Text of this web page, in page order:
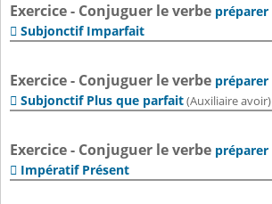
Exercice - Conjuguer le verbe préparer
 Subjonctif Imparfait
Exercice - Conjuguer le verbe préparer
 Subjonctif Plus que parfait(Auxiliaire avoir)
Exercice - Conjuguer le verbe préparer
 Impératif Présent